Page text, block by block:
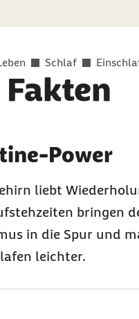
Schlaf
von 3 Power
liebt
bringen
in die Spur und
leichter.